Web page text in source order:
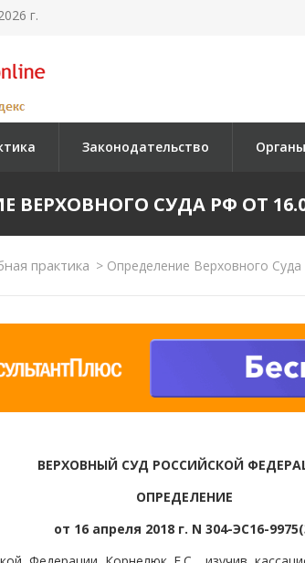
г.
Законодательство
ВЕРХОВНОГО СУДА РФ ОТ
практика > Определение Верховного
ВЕРХОВНЫЙ СУД РОССИЙСКОЙ
ОПРЕДЕЛЕНИЕ
от 16 апреля 2018 г. N 304-ЭС16-